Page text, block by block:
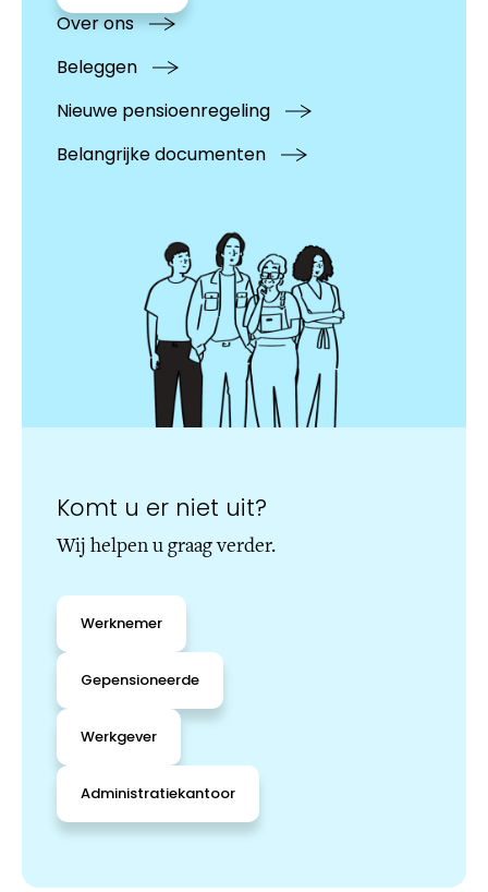
Over ons
Beleggen
Nieuwe pensioenregeling
Belangrijke documenten
Komt u er niet uit?
Wij helpen u graag verder.
Werknemer
Gepensioneerde
Werkgever
Administratiekantoor